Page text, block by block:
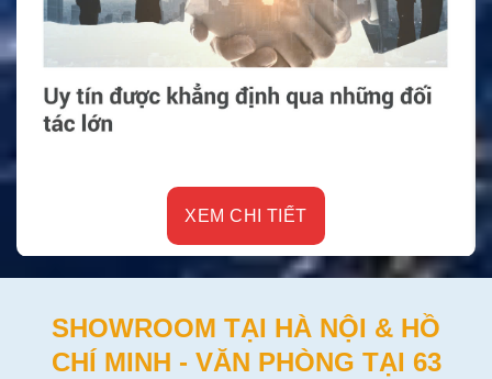
XEM CHI TIẾT
SHOWROOM TẠI HÀ NỘI & HỒ
CHÍ MINH - VĂN PHÒNG TẠI 63